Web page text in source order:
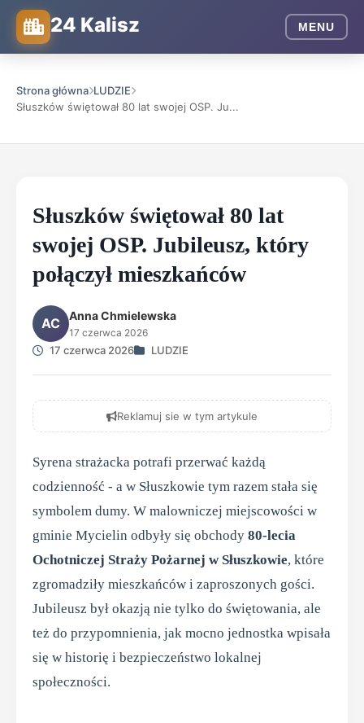
24 Kalisz MENU
Strona główna LUDZIE
Słuszków świętował 80 lat swojej OSP. Ju...
Słuszków świętował 80 lat
swojej OSP. Jubileusz, który
połączył mieszkańców
AC Anna Chmielewska
17 czerwca 2026
17 czerwca 2026 LUDZIE
Reklamuj sie w tym artykule
Syrena strażacka potrafi przerwać każdą
codzienność - a w Słuszkowie tym razem stała się
symbolem dumy. W malowniczej miejscowości w
gminie Mycielin odbyły się obchody 80-lecia
Ochotniczej Straży Pożarnej w Słuszkowie, które
zgromadziły mieszkańców i zaproszonych gości.
Jubileusz był okazją nie tylko do świętowania, ale
też do przypomnienia, jak mocno jednostka wpisała
się w historię i bezpieczeństwo lokalnej
społeczności.